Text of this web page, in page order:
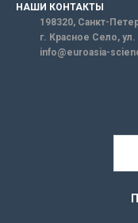
НАШИ КОНТАКТЫ
198320, Санкт-
г. Красное Село,
info@euroasia-